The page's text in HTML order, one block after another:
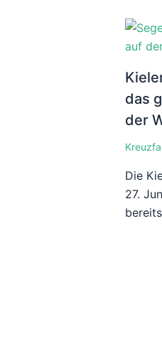
das
der
Die
27.